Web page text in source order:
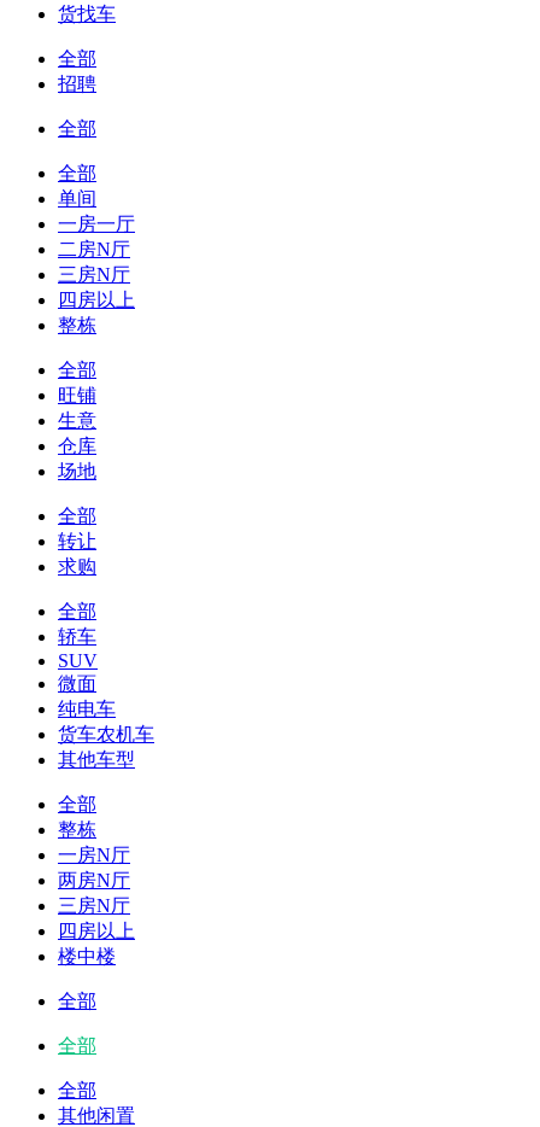
货找车
全部
招聘
全部
全部
单间
一房一厅
二房N厅
三房N厅
四房以上
整栋
全部
旺铺
生意
仓库
场地
全部
转让
求购
全部
轿车
SUV
微面
纯电车
货车农机车
其他车型
全部
整栋
一房N厅
两房N厅
三房N厅
四房以上
楼中楼
全部
全部
全部
其他闲置